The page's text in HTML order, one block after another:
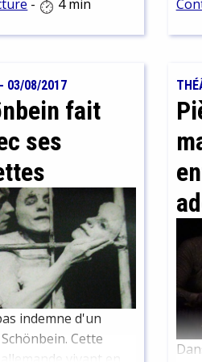
- 4 min
- 03/08/2017
fait
ses
indemne d'un
Cette